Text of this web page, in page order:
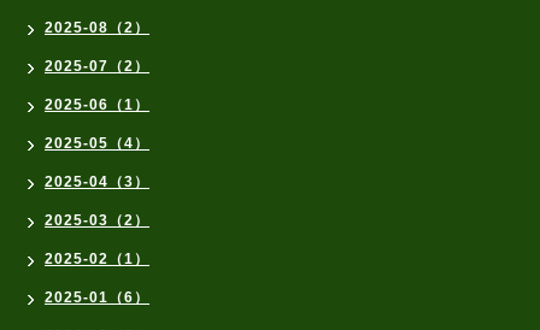
2025-08（2）
2025-07（2）
2025-06（1）
2025-05（4）
2025-04（3）
2025-03（2）
2025-02（1）
2025-01（6）